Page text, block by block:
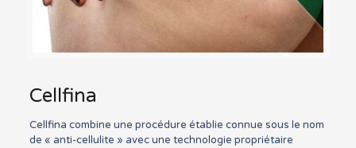
Cellfina
Cellfina combine une procédure établie connue sous le nom
de « anti-cellulite » avec une technologie propriétaire